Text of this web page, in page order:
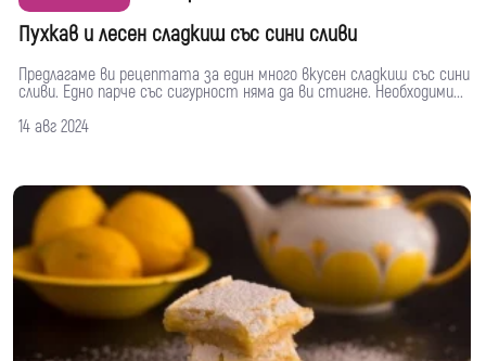
Пухкав и лесен сладкиш със сини сливи
Предлагаме ви рецептата за един много вкусен сладкиш със сини
сливи. Едно парче със сигурност няма да ви стигне. Необходими...
14 авг 2024